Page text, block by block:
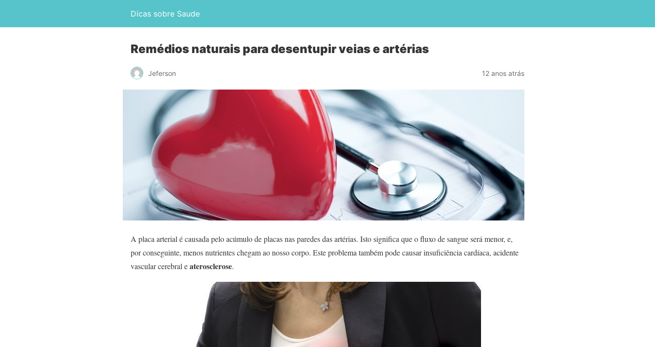
Dicas sobre Saude
Remédios naturais para desentupir veias e artérias
Jeferson 12 anos atrás
A placa arterial é causada pelo acúmulo de placas nas paredes das artérias. Isto significa que o fluxo de sangue será menor, e,
por conseguinte, menos nutrientes chegam ao nosso corpo. Este problema também pode causar insuficiência cardíaca, acidente
vascular cerebral eaterosclerose.